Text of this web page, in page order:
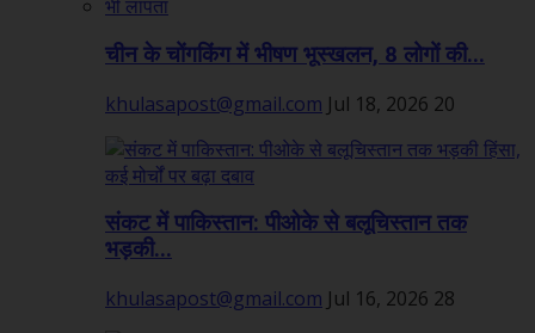
चीन के चोंगकिंग में भीषण भूस्खलन, 8 लोगों की...
khulasapost@gmail.com Jul 18, 2026 20
संकट में पाकिस्तान: पीओके से बलूचिस्तान तक
भड़की...
khulasapost@gmail.com Jul 16, 2026 28